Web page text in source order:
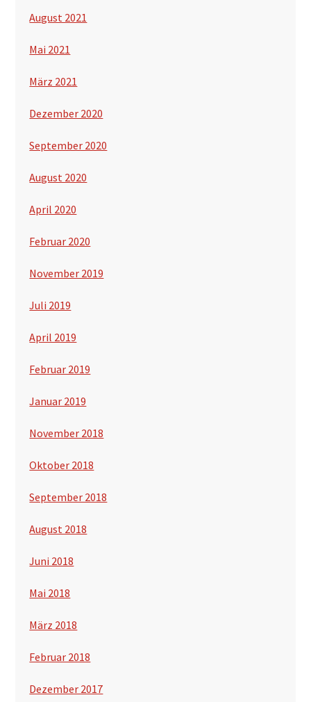
August 2021
Mai 2021
März 2021
Dezember 2020
September 2020
August 2020
April 2020
Februar 2020
November 2019
Juli 2019
April 2019
Februar 2019
Januar 2019
November 2018
Oktober 2018
September 2018
August 2018
Juni 2018
Mai 2018
März 2018
Februar 2018
Dezember 2017